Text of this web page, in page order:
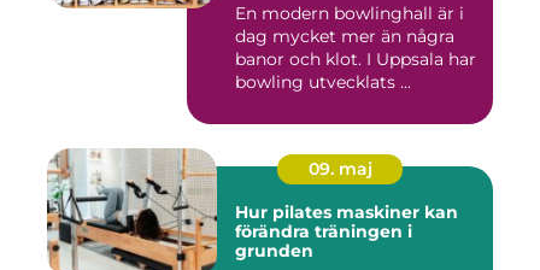
En modern bowlinghall är i
dag mycket mer än några
banor och klot. I Uppsala har
bowling utvecklats ...
09. maj
Hur pilates maskiner kan
förändra träningen i
grunden